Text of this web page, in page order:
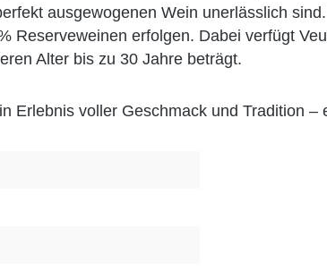
ausgewogenen Wein unerlässlich
Reserveweinen erfolgen. Dabei verfügt
Alter bis zu 30 Jahre beträgt.
Erlebnis voller Geschmack und Tradition